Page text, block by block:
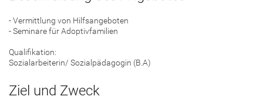
- Vermittlung von Hilfsangeboten
- Seminare für Adoptivfamilien
Qualifikation:
Sozialarbeiterin/ Sozialpädagogin (B.A)
Ziel und Zweck